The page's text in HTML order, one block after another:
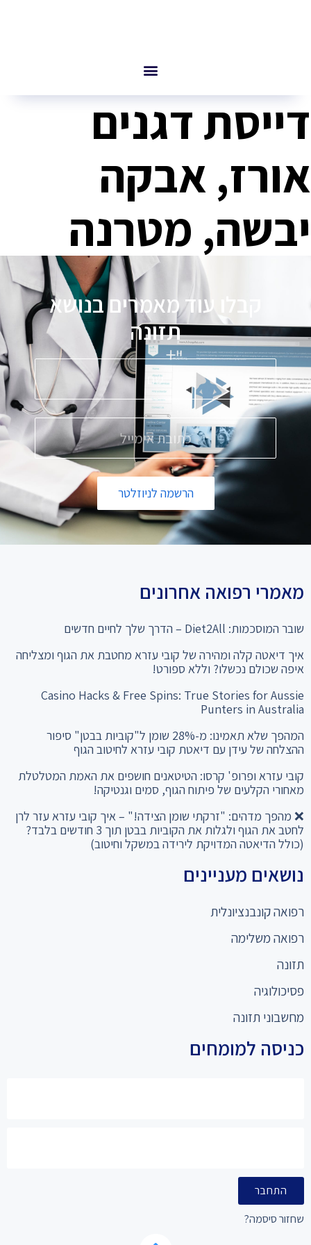
דייסת דגנים
אורז, אבקה
יבשה, מטרנה
קבלו עוד מאמרים בנושא
תזונה
הרשמה לניוזלטר
מאמרי רפואה אחרונים
שובר המוסכמות: Diet2All – הדרך שלך לחיים חדשים
איך דיאטה קלה ומהירה של קובי עזרא מחטבת את הגוף ומצליחה
איפה שכולם נכשלו? וללא ספורט!
Casino Hacks & Free Spins: True Stories for Aussie
Punters in Australia
המהפך שלא תאמינו: מ-28% שומן ל"קוביות בבטן" סיפור
ההצלחה של עידן עם דיאטת קובי עזרא לחיטוב הגוף
קובי עזרא ופרופ' קרסו: הטיטאנים חושפים את האמת המטלטלת
מאחורי הקלעים של פיתוח הגוף, סמים וגנטיקה!
❌ מהפך מדהים: "זרקתי שומן הצידה!" – איך קובי עזרא עזר לרן
לחטב את הגוף ולגלות את הקוביות בבטן תוך 3 חודשים בלבד?
(כולל הדיאטה המדויקת לירידה במשקל וחיטוב)
נושאים מעניינים
רפואה קונבנציונלית
רפואה משלימה
תזונה
פסיכולוגיה
מחשבוני תזונה
כניסה למומחים
התחבר
שחזור סיסמה?